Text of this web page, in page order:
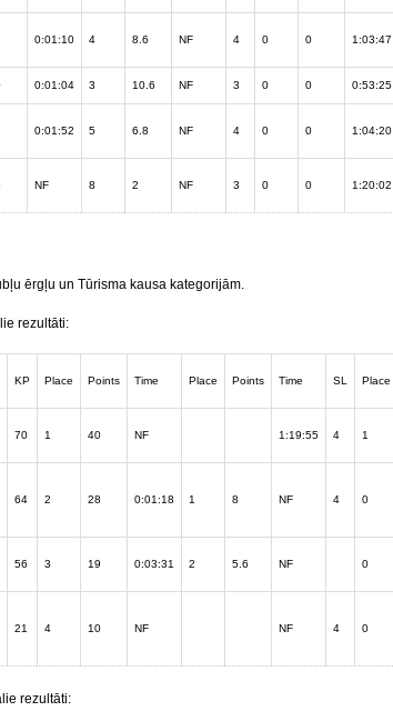
0:01:10 4 8.6 NF 4 0 0 1:03:47
0:01:04 3 10.6 NF 3 0 0 0:53:25
0:01:52 5 6.8 NF 4 0 0 1:04:20
NF 8 2 NF 3 0 0 1:20:02
ērgļu un Tūrisma kausa kategorijām.
rezultāti:
KP Place Points Time Place Points Time SL Place
70 1 40 NF 1:19:55 4 1
64 2 28 0:01:18 1 8 NF 4 0
56 3 19 0:03:31 2 5.6 NF 0
21 4 10 NF NF 4 0
rezultāti: